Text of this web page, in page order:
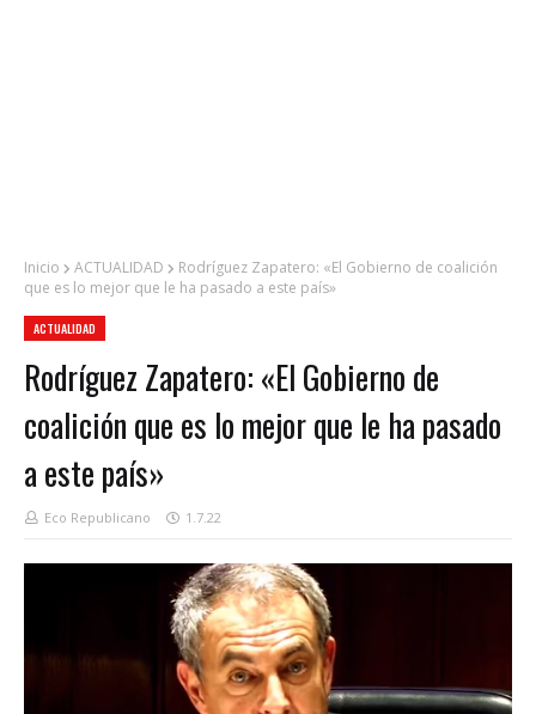
Inicio ACTUALIDAD
Rodríguez Zapatero: «El Gobierno de coalición
que es lo mejor que le ha pasado a este país»
ACTUALIDAD
Rodríguez Zapatero: «El Gobierno de
coalición que es lo mejor que le ha pasado
a este país»
Eco Republicano 1.7.22